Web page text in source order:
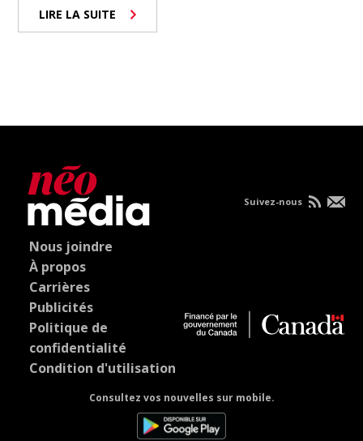
LIRE LA SUITE
Nous joindre
À propos
Carrières
Publicités
Politique de
confidentialité
Condition d'utilisation
Consultez vos nouvelles sur mobile.
Suivez-nous